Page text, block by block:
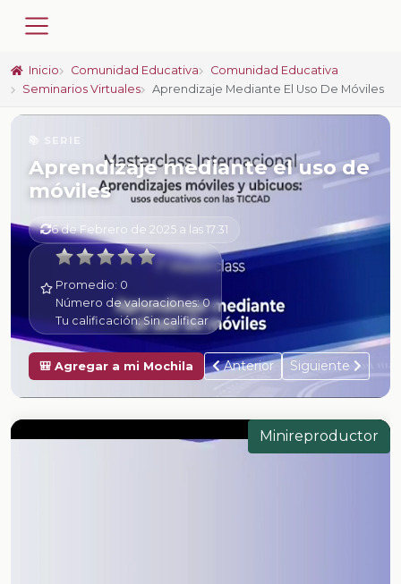
Inicio Comunidad Educativa
Comunidad Educativa
Seminarios Virtuales
Aprendizaje Mediante El Uso De Móviles
📚 SERIE
Aprendizaje mediante el uso de
móviles
6 de Febrero de 2025 a las 17:31
Promedio: 0
Número de valoraciones:0
Tu calificación:Sin calificar
🎒 Agregar a mi Mochila Anterior Siguiente
Minireproductor